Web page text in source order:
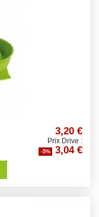
3,20 €
Prix Drive :
-5% 3,04 €